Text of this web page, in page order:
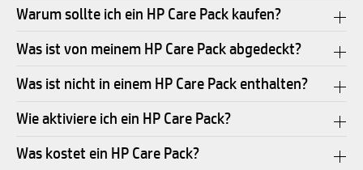
Warum sollte ich ein HP Care Pack kaufen?
Was ist von meinem HP Care Pack abgedeckt?
Was ist nicht in einem HP Care Pack enthalten?
Wie aktiviere ich ein HP Care Pack?
Was kostet ein HP Care Pack?